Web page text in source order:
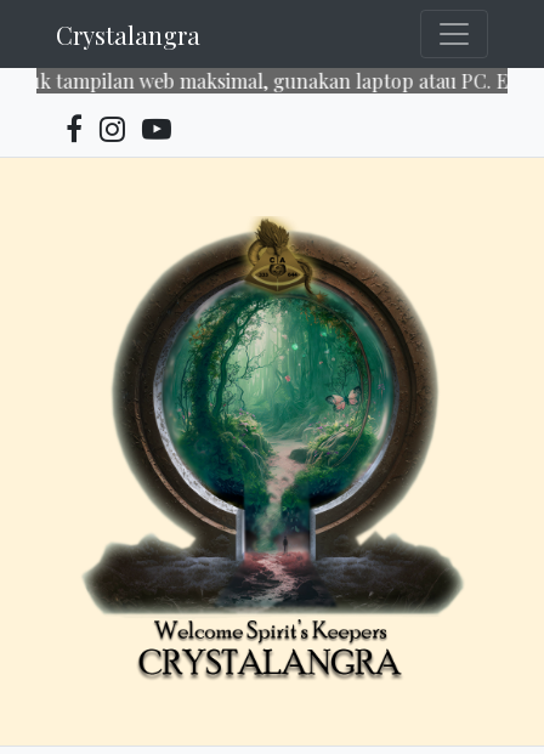
Crystalangra
tampilan web maksimal, gunakan laptop atau PC. Enjoy